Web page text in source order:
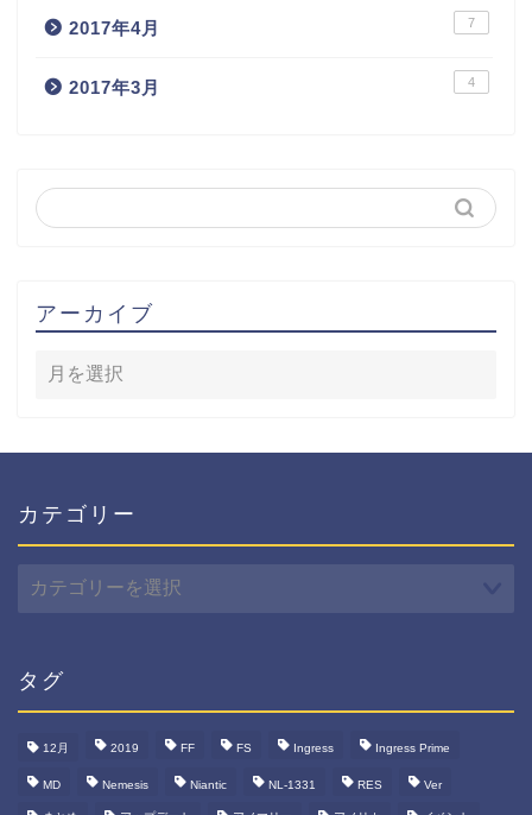
2017年4月 7
2017年3月 4
アーカイブ
カテゴリー
テ
ー
タグ
12月 2019 FF FS Ingress Ingress Prime
MD Nemesis Niantic NL-1331 RES Ver